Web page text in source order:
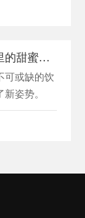
一键解锁奶茶新姿势：小程序里的甜蜜秘密
可或缺的饮
姿势。